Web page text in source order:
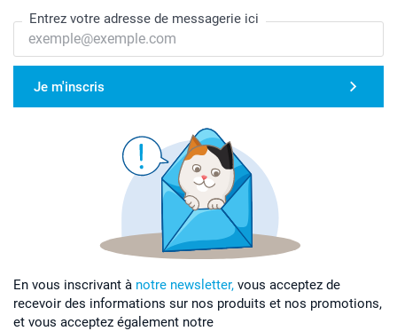
Entrez votre adresse de messagerie ici
Je m'inscris
En vous inscrivant à notre newsletter, vous acceptez de
recevoir des informations sur nos produits et nos promotions,
et vous acceptez également notre